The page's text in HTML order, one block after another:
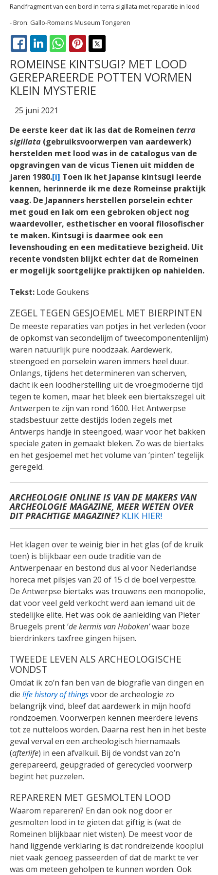
Randfragment van een bord in terra sigillata met reparatie in lood
Gallo-Romeins Museum Tongeren
FACEBOOK
LINKEDINWHATSAPPPINTEREST
ROMEINSE KINTSUGI? MET LOOD
GEREPAREERDE POTTEN VORMEN
KLEIN MYSTERIE
25 juni 2021
De eerste keer dat ik las dat de Romeinen terra
sigillata (gebruiksvoorwerpen van aardewerk)
herstelden met lood was in de catalogus van de
opgravingen van de vicus Tienen uit midden de
jaren 1980.[i] Toen ik het Japanse kintsugi leerde
kennen, herinnerde ik me deze Romeinse praktijk
vaag. De Japanners herstellen porselein echter
met goud en lak om een gebroken object nog
waardevoller, esthetischer en vooral filosofischer
te maken. Kintsugi is daarmee ook een
levenshouding en een meditatieve bezigheid. Uit
recente vondsten blijkt echter dat de Romeinen
er mogelijk soortgelijke praktijken op nahielden.
Tekst: Lode Goukens
ZEGEL TEGEN GESJOEMEL MET BIERPINTEN
De meeste reparaties van potjes in het verleden (voor
de opkomst van secondelijm of tweecomponentenlijm)
waren natuurlijk pure noodzaak. Aardewerk,
steengoed en porselein waren immers heel duur.
Onlangs, tijdens het determineren van scherven,
dacht ik een loodherstelling uit de vroegmoderne tijd
tegen te komen, maar het bleek een biertakszegel uit
Antwerpen te zijn van rond 1600. Het Antwerpse
stadsbestuur zette destijds loden zegels met
Antwerps handje in steengoed, waar voor het bakken
speciale gaten in gemaakt bleken. Zo was de biertaks
en het gesjoemel met het volume van ‘pinten’ tegelijk
geregeld.
ARCHEOLOGIE ONLINE IS VAN DE MAKERS VAN
ARCHEOLOGIE MAGAZINE, MEER WETEN OVER
DIT PRACHTIGE MAGAZINE? KLIK HIER!
Het klagen over te weinig bier in het glas (of de kruik
toen) is blijkbaar een oude traditie van de
Antwerpenaar en bestond dus al voor Nederlandse
horeca met pilsjes van 20 of 15 cl de boel verpestte.
De Antwerpse biertaks was trouwens een monopolie,
dat voor veel geld verkocht werd aan iemand uit de
stedelijke elite. Het was ook de aanleiding van Pieter
Bruegels prent ‘de kermis van Hoboken’waar boze
bierdrinkers taxfree gingen hijsen.
TWEEDE LEVEN ALS ARCHEOLOGISCHE
VONDST
Omdat ik zo’n fan ben van de biografie van dingen en
die life history of thingsvoor de archeologie zo
belangrijk vind, bleef dat aardewerk in mijn hoofd
rondzoemen. Voorwerpen kennen meerdere levens
tot ze nutteloos worden. Daarna rest hen in het beste
geval verval en een archeologisch hiernamaals
(afterlife) in een afvalkuil. Bij de vondst van zo’n
gerepareerd, geüpgraded of gerecycled voorwerp
begint het puzzelen.
REPAREREN MET GESMOLTEN LOOD
Waarom repareren? En dan ook nog door er
gesmolten lood in te gieten dat giftig is (wat de
Romeinen blijkbaar niet wisten). De meest voor de
hand liggende verklaring is dat rondreizende kooplui
niet vaak genoeg passeerden of dat de markt te ver
was om meteen geholpen te kunnen worden. Ook